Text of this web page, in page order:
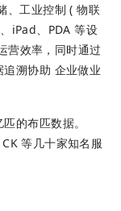
、工业控制 ( 物联
iPad、PDA 等设
营效率，同时通过
溯协助 企业做业
的布匹数据。
等几十家知名服